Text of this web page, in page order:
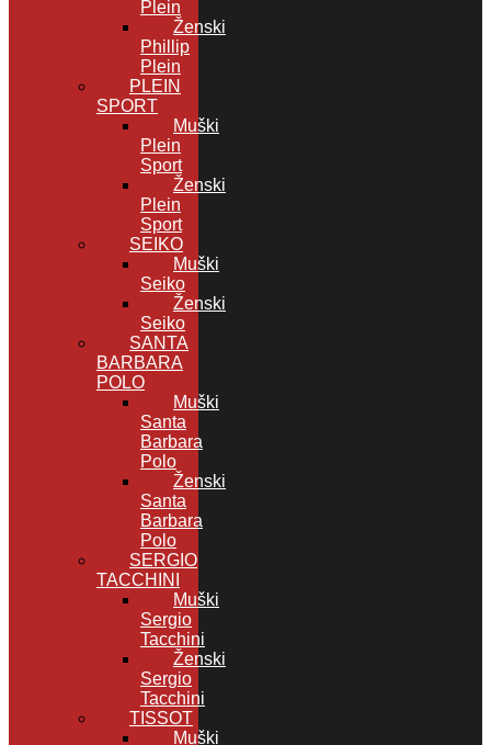
Plein
Ženski
Phillip
Plein
PLEIN
SPORT
Muški
Plein
Sport
Ženski
Plein
Sport
SEIKO
Muški
Seiko
Ženski
Seiko
SANTA
BARBARA
POLO
Muški
Santa
Barbara
Polo
Ženski
Santa
Barbara
Polo
SERGIO
TACCHINI
Muški
Sergio
Tacchini
Ženski
Sergio
Tacchini
TISSOT
Muški